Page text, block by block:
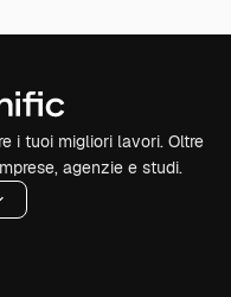
i tuoi migliori lavori. Oltre
agenzie e studi.